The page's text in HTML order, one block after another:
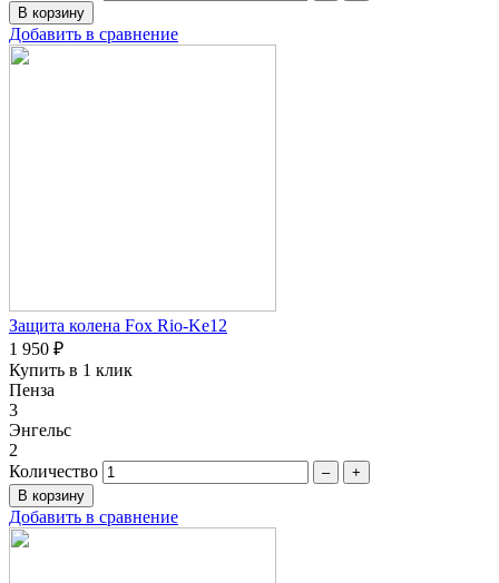
Добавить в сравнение
Защита колена Fox Rio-Ke12
1 950 ₽
Купить в 1 клик
Пенза
3
Энгельс
2
Количество
– +
Добавить в сравнение